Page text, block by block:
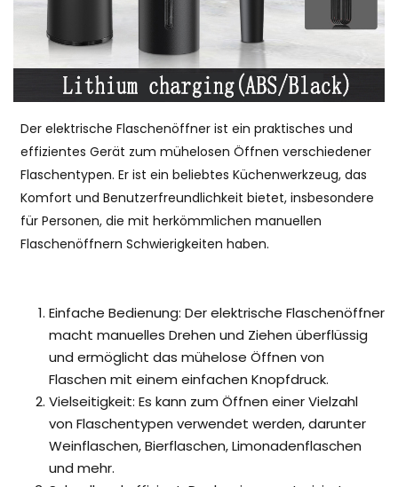
Der elektrische Flaschenöffner ist ein praktisches und
effizientes Gerät zum mühelosen Öffnen verschiedener
Flaschentypen. Er ist ein beliebtes Küchenwerkzeug, das
Komfort und Benutzerfreundlichkeit bietet, insbesondere
für Personen, die mit herkömmlichen manuellen
Flaschenöffnern Schwierigkeiten haben.
Einfache Bedienung: Der elektrische Flaschenöffner
macht manuelles Drehen und Ziehen überflüssig
und ermöglicht das mühelose Öffnen von
Flaschen mit einem einfachen Knopfdruck.
Vielseitigkeit: Es kann zum Öffnen einer Vielzahl
von Flaschentypen verwendet werden, darunter
Weinflaschen, Bierflaschen, Limonadenflaschen
und mehr.